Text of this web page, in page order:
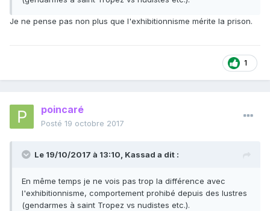
Je ne pense pas non plus que l'exhibitionnisme mérite la prison.
1
poincaré
Posté 19 octobre 2017
Le 19/10/2017 à 13:10, Kassad a dit :
En même temps je ne vois pas trop la différence avec
l'exhibitionnisme, comportement prohibé depuis des lustres
(gendarmes à saint Tropez vs nudistes etc.).